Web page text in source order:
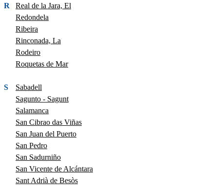
R
Real de la Jara, El
Redondela
Ribeira
Rinconada, La
Rodeiro
Roquetas de Mar
S
Sabadell
Sagunto - Sagunt
Salamanca
San Cibrao das Viñas
San Juan del Puerto
San Pedro
San Sadurniño
San Vicente de Alcántara
Sant Adrià de Besòs